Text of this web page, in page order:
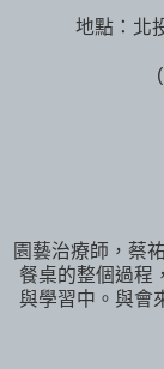
地點：北
園藝治療師，蔡
餐桌的整個過程
與學習中。與會